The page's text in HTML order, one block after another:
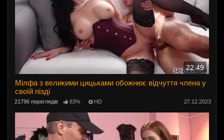
22:49
Мілфа з великими цицьками обожнює відчуття члена у
своїй пізді
21796 переглядів 83% HD 27.12.2023